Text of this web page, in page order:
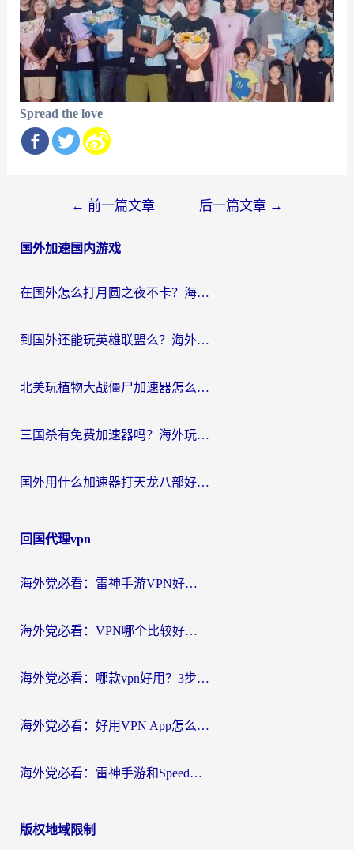
Spread the love
导
← 前一篇文章 后一篇文章 →
国外加速国内游戏
在国外怎么打月圆之夜不卡？海外玩家国服游戏加速终极指南（附巴西英国游戏适配方案）
到国外还能玩英雄联盟么？海外玩家国服游戏畅玩终极指南
北美玩植物大战僵尸加速器怎么选？2026海外党必看的国服游戏加速指南
三国杀有免费加速器吗？海外玩家国服畅玩终极指南（附泰国南非专属解决方案）
国外用什么加速器打天龙八部好？2026海外玩家国服游戏加速全攻略
回国代理vpn
海外党必看：雷神手游VPN好用吗？和天速回国VPN对比哪个回国效果更好？附实用加速器选择指南
海外党必看：VPN哪个比较好用？3分钟找到适合你的回国加速方案
海外党必看：哪款vpn好用？3步选对回国加速器，无缝刷剧玩游戏
海外党必看：好用VPN App怎么选？3步教你无缝访问国内资源
海外党必看：雷神手游和SpeedCN好用吗？3招选对回国加速器无缝刷国内资源
版权地域限制